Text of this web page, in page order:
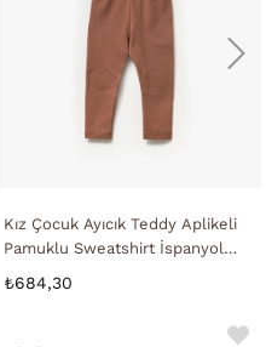
Kız Çocuk Ayıcık Teddy Aplikeli
Pamuklu Sweatshirt İspanyol
₺684,30